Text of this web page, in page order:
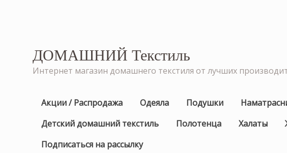
ДОМАШНИЙ Текстиль
Интернет магазин домашнего текстиля от лучших
Акции / Распродажа Одеяла Подушки
Детский домашний текстиль
Полотенца Халаты
Подписаться на рассылку